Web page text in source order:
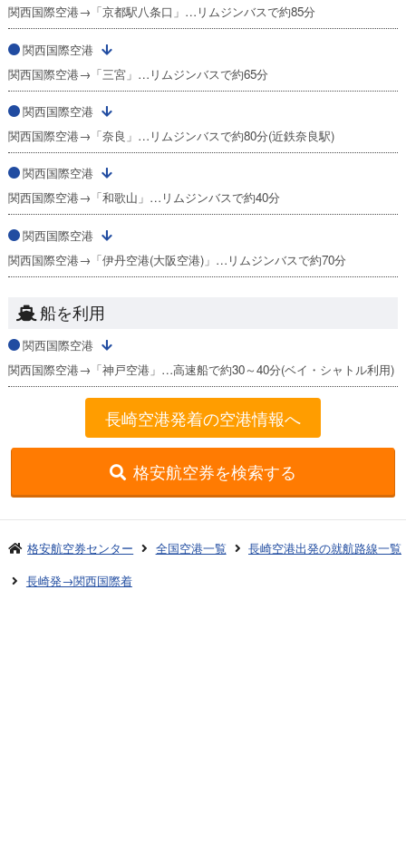
関西国際空港→「京都駅八条口」…リムジンバスで約85分
関西国際空港
関西国際空港→「三宮」…リムジンバスで約65分
関西国際空港
関西国際空港→「奈良」…リムジンバスで約80分(近鉄奈良駅)
関西国際空港
関西国際空港→「和歌山」…リムジンバスで約40分
関西国際空港
関西国際空港→「伊丹空港(大阪空港)」…リムジンバスで約70分
船を利用
関西国際空港
関西国際空港→「神戸空港」…高速船で約30～40分(ベイ・シャトル利用)
長崎空港発着の空港情報へ
格安航空券を検索する
格安航空券センター 全国空港一覧
長崎空港出発の就航路線一覧
長崎発→関西国際着